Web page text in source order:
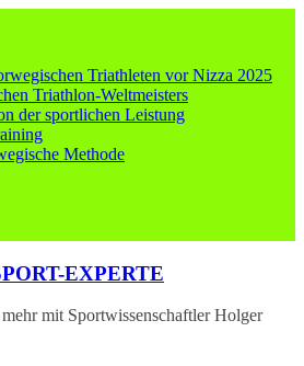
Triathleten vor Nizza 2025
Triathlon-Weltmeisters
der sportlichen Leistung
Methode
EXPERTE
mit Sportwissenschaftler Holger